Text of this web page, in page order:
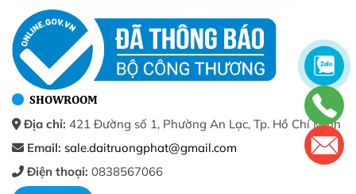
SHOWROOM
Địa chỉ: 421 Đường số 1, Phường An Lạc, Tp. Hồ Chí Minh
Email: sale.daitruongphat@gmail.com
Điện thoại: 0838567066